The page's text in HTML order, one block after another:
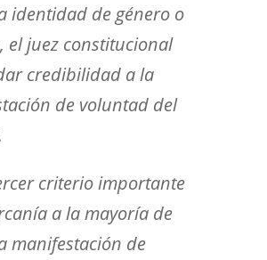
identidad de género o
el juez constitucional
credibilidad a la
de voluntad del
criterio importante
a la mayoría de
manifestación de